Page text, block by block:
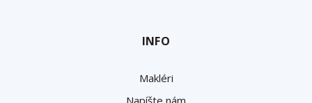
INFO
Makléri
Napíšte nám